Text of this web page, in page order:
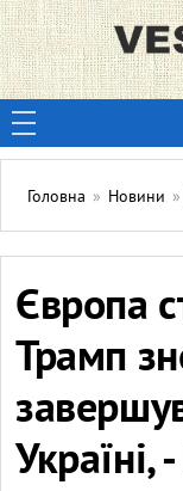
Головна » Новини »
Європа
Трамп
Україні,